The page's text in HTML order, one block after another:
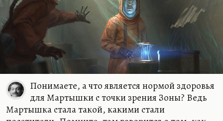
Понимаете, а что является нормой здоровья
для Мартышки с точки зрения Зоны? Ведь
Мартышка стала такой, какими стали